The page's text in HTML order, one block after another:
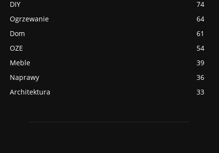
DIY
74
Ogrzewanie
64
Dom
61
OZE
54
Meble
39
Naprawy
36
Architektura
33